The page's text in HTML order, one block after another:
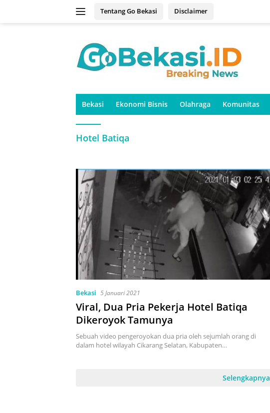
Tentang Go Bekasi Disclaimer
Bekasi Ekonomi Bisnis Olahraga Komunitas
Hotel Batiqa
Bekasi 5 Januari 2021
Viral, Dua Pria Pekerja Hotel Batiqa
Dikeroyok Tamunya
Sebuah video pengeroyokan dua pria oleh sejumlah orang di
dalam hotel wilayah Cikarang Selatan, Kabupaten…
Selengkapnya